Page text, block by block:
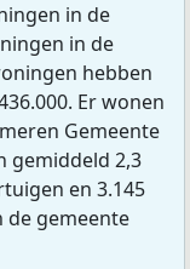
in de
in de
hebben
Er wonen
Gemeente
gemiddeld 2,3
en 3.145
gemeente